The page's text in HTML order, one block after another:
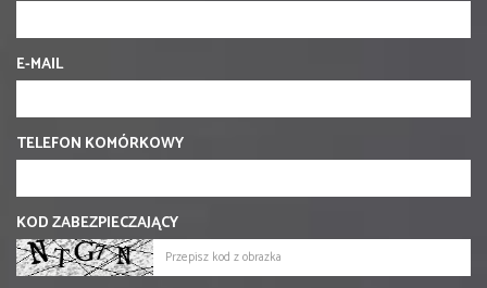
E-MAIL
TELEFON KOMÓRKOWY
KOD ZABEZPIECZAJĄCY